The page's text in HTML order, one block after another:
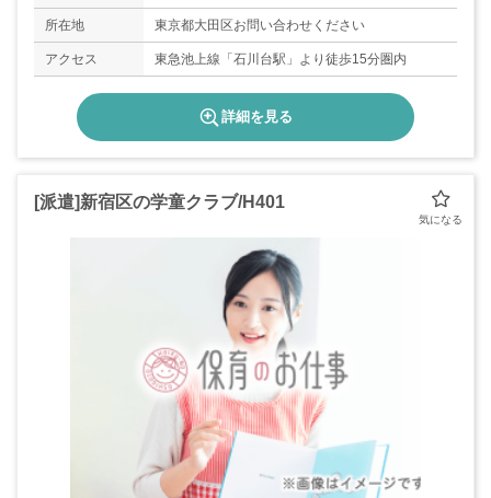
所在地 東京都大田区お問い合わせください
アクセス 東急池上線「石川台駅」より徒歩15分圏内
詳細を見る
[派遣]新宿区の学童クラブ/H401